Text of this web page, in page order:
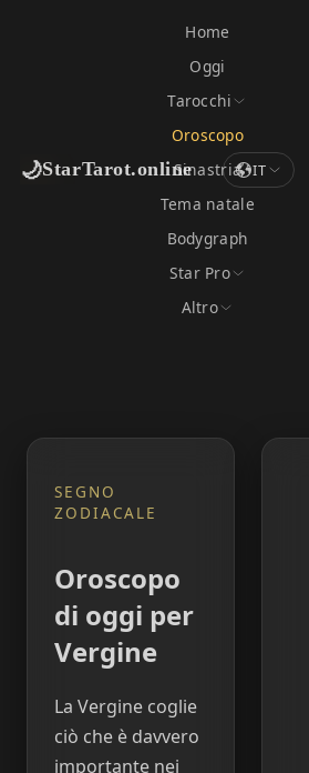
🌙StarTarot.online
Home
Oggi
Tarocchi
Oroscopo
Sinastria
Tema natale
Bodygraph
Star Pro
Altro
IT
SEGNO
ZODIACALE
Oroscopo
di oggi per
Vergine
La Vergine coglie
ciò che è davvero
importante nei